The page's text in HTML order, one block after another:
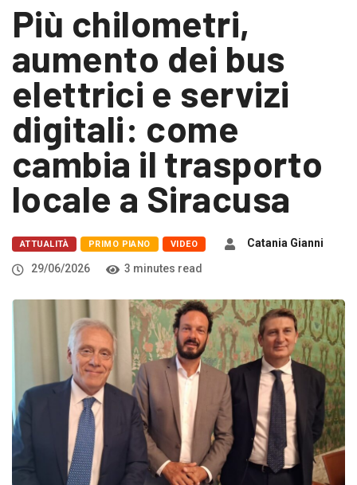
Più chilometri,
aumento dei bus
elettrici e servizi
digitali: come
cambia il trasporto
locale a Siracusa
ATTUALITÀ PRIMO PIANO VIDEO
Catania Gianni
29/06/2026
3 minutes read